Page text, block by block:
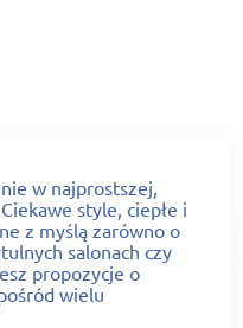
w najprostszej,
style, ciepłe i
z myślą zarówno o
salonach czy
propozycje o
wielu